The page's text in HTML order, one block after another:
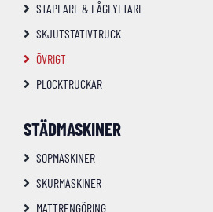
STAPLARE & LÅGLYFTARE
SKJUTSTATIVTRUCK
ÖVRIGT
PLOCKTRUCKAR
STÄDMASKINER
SOPMASKINER
SKURMASKINER
MATTRENGÖRING